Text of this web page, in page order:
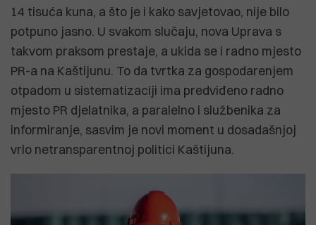
14 tisuća kuna, a što je i kako savjetovao, nije bilo
potpuno jasno. U svakom slučaju, nova Uprava s
takvom praksom prestaje, a ukida se i radno mjesto
PR-a na Kaštijunu. To da tvrtka za gospodarenjem
otpadom u sistematizaciji ima predviđeno radno
mjesto PR djelatnika, a paralelno i službenika za
informiranje, sasvim je novi moment u dosadašnjoj
vrlo netransparentnoj politici Kaštijuna.